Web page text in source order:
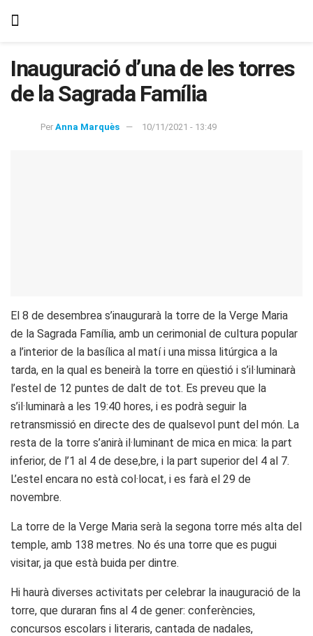
Inauguració d’una de les torres
de la Sagrada Família
Per Anna Marquès 10/11/2021 - 13:49
El 8 de desembrea s’inaugurarà la torre de la Verge Maria
de la Sagrada Família, amb un cerimonial de cultura popular
a l’interior de la basílica al matí i una missa litúrgica a la
tarda, en la qual es beneirà la torre en qüestió i s’il·luminarà
l’estel de 12 puntes de dalt de tot. Es preveu que la
s’il·luminarà a les 19:40 hores, i es podrà seguir la
retransmissió en directe des de qualsevol punt del món. La
resta de la torre s’anirà il·luminant de mica en mica: la part
inferior, de l’1 al 4 de dese,bre, i la part superior del 4 al 7.
L’estel encara no està col·locat, i es farà el 29 de
novembre.
La torre de la Verge Maria serà la segona torre més alta del
temple, amb 138 metres. No és una torre que es pugui
visitar, ja que està buida per dintre.
Hi haurà diverses activitats per celebrar la inauguració de la
torre, que duraran fins al 4 de gener: conferències,
concursos escolars i literaris, cantada de nadales,